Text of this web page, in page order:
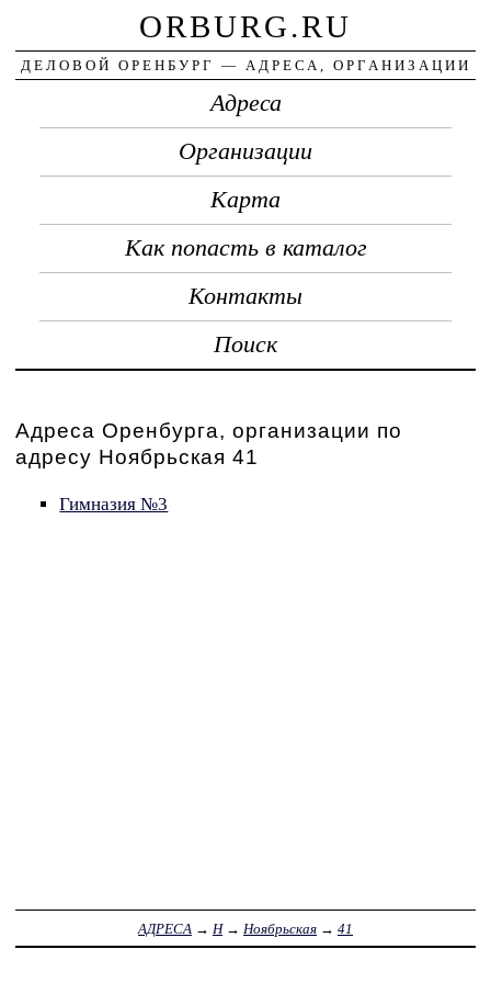
ORBURG.RU
ДЕЛОВОЙ ОРЕНБУРГ — АДРЕСА, ОРГАНИЗАЦИИ
Адреса
Организации
Карта
Как попасть в каталог
Контакты
Поиск
Адреса Оренбурга, организации по
адресу Ноябрьская 41
Гимназия №3
АДРЕСА → Н→ Ноябрьская → 41